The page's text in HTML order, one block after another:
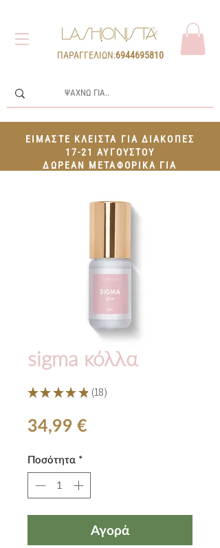
ΠΑΡΑΓΓΕΛΙΩΝ:6944695810
ΕΙΜΑΣΤΕ ΚΛΕΙΣΤΑ ΓΙΑ ΔΙΑΚΟΠΕΣ
17-21 ΑΥΓΟΥΣΤΟΥ
ΔΩΡΕΑΝ ΜΕΤΑΦΟΡΙΚΑ ΓΙΑ
sigma κόλλα
★ ★ ★ ★ ★ 18
18
34,99 €
Ποσότητα *
Αγορά